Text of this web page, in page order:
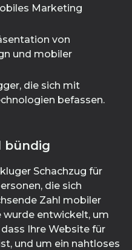
Marketing
von
und mobiler
die sich mit
befassen.
bündig
Schachzug für
die sich
Zahl mobiler
wurde entwickelt, um
Ihre Website für
und um ein nahtloses